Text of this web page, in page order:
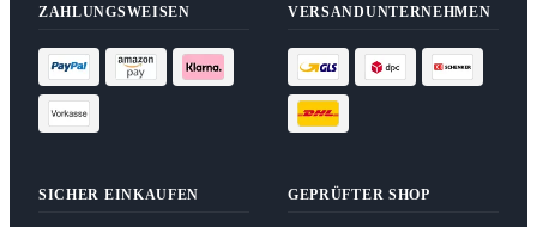
ZAHLUNGSWEISEN VERSANDUNTERNEHMEN
SICHER EINKAUFEN GEPRÜFTER SHOP